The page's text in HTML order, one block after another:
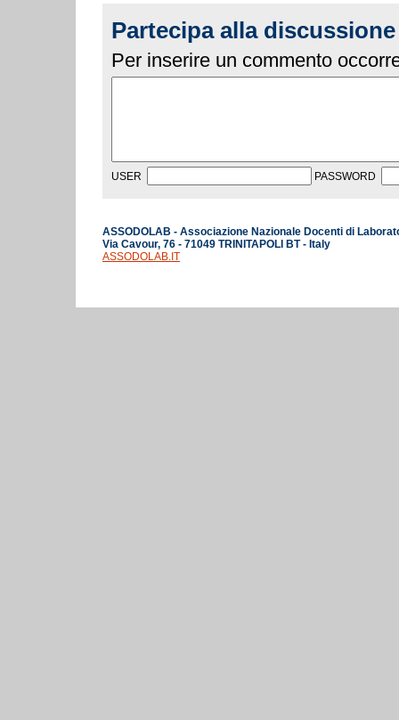
Partecipa alla discussione
Per inserire un commento
USER PASSWORD
ASSODOLAB - Associazione Nazionale Docenti di
Via Cavour, 76 - 71049 TRINITAPOLI BT - Italy
ASSODOLAB.IT